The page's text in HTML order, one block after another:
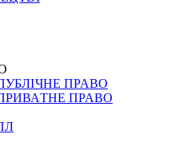
ПРАВО
ПРАВО